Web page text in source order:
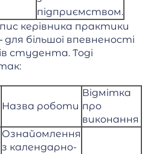
підприємством.
керівника практики
більшої впевненості
студента. Тоді
Назва роботи
Відмітка
про
виконання
Ознайомлення
з календарно-